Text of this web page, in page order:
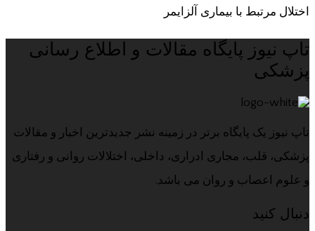
اختلال مرتبط با بیماری آلزایمر
تاپ نیوز پایگاه مقالات و اطلاع رسانی
پزشکی
تاپ نیوز یک پایگاه برتر در زمینه نشر جدیدترین اخبار و مقالات
پزشکی، قلب، مجاری ادراری، داخلی، اختلالات روانی و رفتاری
و علوم اعصاب و روان می باشد.
دنبال کنید